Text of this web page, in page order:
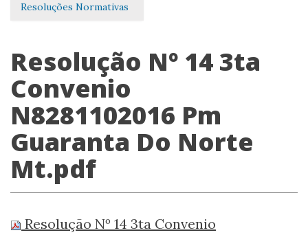
Resoluções Normativas
Resolução Nº 14 3ta
Convenio
N8281102016 Pm
Guaranta Do Norte
Mt.pdf
Resolução Nº 14 3ta Convenio